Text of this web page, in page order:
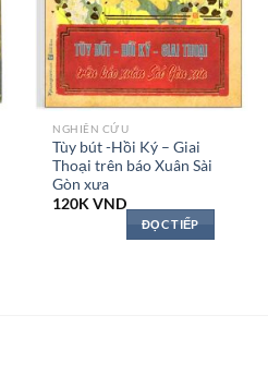
NGHIÊN CỨU
Tùy bút -Hồi Ký – Giai
Thoại trên báo Xuân Sài
Gòn xưa
120KVND
ĐỌC TIẾP